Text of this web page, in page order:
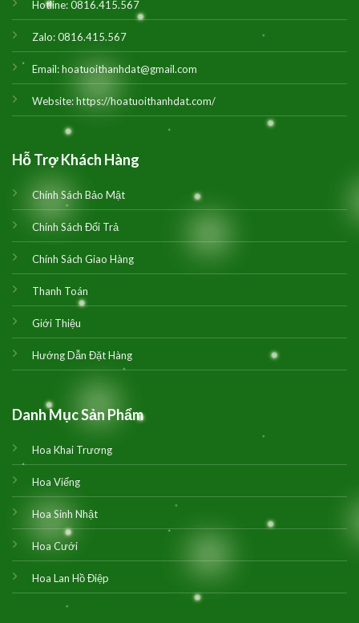
Hotline:0816.415.567
Zalo:0816.415.567
Email:hoatuoithanhdat@gmail.com
Website:https://hoatuoithanhdat.com/
Hỗ Trợ Khách Hàng
Chính Sách Bảo Mật
Chính Sách Đổi Trả
Chính Sách Giao Hàng
Thanh Toán
Giới Thiệu
Hướng Dẫn Đặt Hàng
Danh Mục Sản Phẩm
Hoa Khai Trương
Hoa Viếng
Hoa Sinh Nhật
Hoa Cưới
Hoa Lan Hồ Điệp